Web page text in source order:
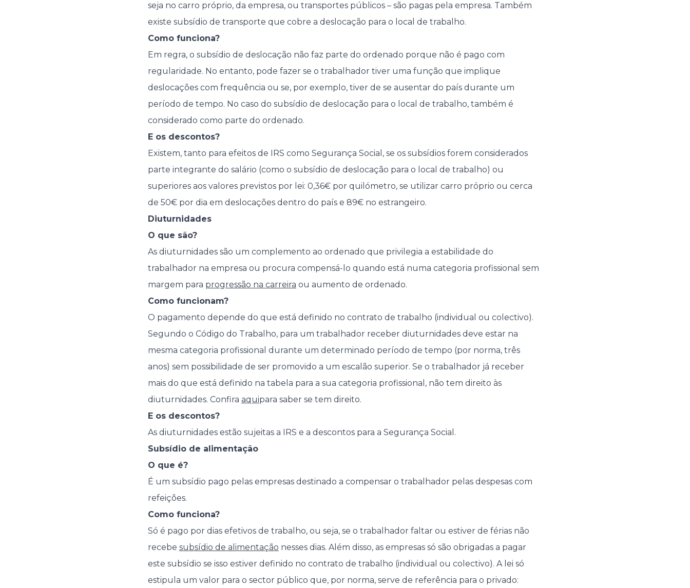
seja no carro próprio, da empresa, ou transportes públicos – são pagas pela empresa. Também
existe subsídio de transporte que cobre a deslocação para o local de trabalho.
Como funciona?
Em regra, o subsídio de deslocação não faz parte do ordenado porque não é pago com
regularidade. No entanto, pode fazer se o trabalhador tiver uma função que implique
deslocações com frequência ou se, por exemplo, tiver de se ausentar do país durante um
período de tempo. No caso do subsídio de deslocação para o local de trabalho, também é
considerado como parte do ordenado.
E os descontos?
Existem, tanto para efeitos de IRS como Segurança Social, se os subsídios forem considerados
parte integrante do salário (como o subsídio de deslocação para o local de trabalho) ou
superiores aos valores previstos por lei: 0,36€ por quilómetro, se utilizar carro próprio ou cerca
de 50€ por dia em deslocações dentro do país e 89€ no estrangeiro.
Diuturnidades
O que são?
As diuturnidades são um complemento ao ordenado que privilegia a estabilidade do
trabalhador na empresa ou procura compensá-lo quando está numa categoria profissional sem
margem para progressão na carreira ou aumento de ordenado.
Como funcionam?
O pagamento depende do que está definido no contrato de trabalho (individual ou colectivo).
Segundo o Código do Trabalho, para um trabalhador receber diuturnidades deve estar na
mesma categoria profissional durante um determinado período de tempo (por norma, três
anos) sem possibilidade de ser promovido a um escalão superior. Se o trabalhador já receber
mais do que está definido na tabela para a sua categoria profissional, não tem direito às
diuturnidades. Confira aquipara saber se tem direito.
E os descontos?
As diuturnidades estão sujeitas a IRS e a descontos para a Segurança Social.
Subsídio de alimentação
O que é?
É um subsídio pago pelas empresas destinado a compensar o trabalhador pelas despesas com
refeições.
Como funciona?
Só é pago por dias efetivos de trabalho, ou seja, se o trabalhador faltar ou estiver de férias não
recebe subsídio de alimentação nesses dias. Além disso, as empresas só são obrigadas a pagar
este subsídio se isso estiver definido no contrato de trabalho (individual ou colectivo). A lei só
estipula um valor para o sector público que, por norma, serve de referência para o privado: